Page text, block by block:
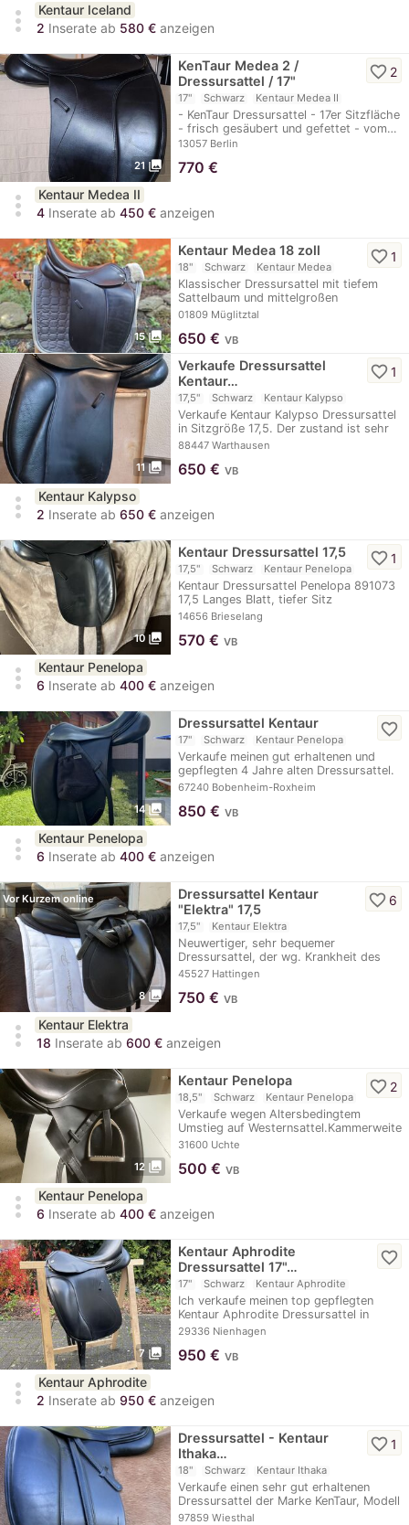
more_vert
Kentaur Iceland
2 Inserate ab 580 € anzeigen
21 photo_library
KenTaur Medea 2 /
Dressursattel / 17"
17" Schwarz Kentaur Medea II
- KenTaur Dressursattel - 17er Sitzfläche
- frisch gesäubert und gefettet - vom…
13057 Berlin
favorite_border 2
770 €
more_vert
Kentaur Medea II
4 Inserate ab 450 € anzeigen
15 photo_library
Kentaur Medea 18 zoll
18" Schwarz Kentaur Medea
Klassischer Dressursattel mit tiefem
Sattelbaum und mittelgroßen
Kniepauschen. Das…
01809 Müglitztal
favorite_border1
650 € VB
11 photo_library
Verkaufe Dressursattel
Kentaur…
17,5" Schwarz Kentaur Kalypso
Verkaufe Kentaur Kalypso Dressursattel
in Sitzgröße 17,5. Der zustand ist sehr
gut,…
88447 Warthausen
favorite_border1
650 € VB
more_vert
Kentaur Kalypso
2 Inserate ab 650 € anzeigen
10 photo_library
Kentaur Dressursattel 17,5
17,5" Schwarz Kentaur Penelopa
Kentaur Dressursattel Penelopa 891073
17,5 Langes Blatt, tiefer Sitz
gebraucht…
14656 Brieselang
favorite_border1
570 € VB
more_vert
Kentaur Penelopa
6 Inserate ab 400 € anzeigen
14 photo_library
Dressursattel Kentaur
17" Schwarz Kentaur Penelopa
Verkaufe meinen gut erhaltenen und
gepflegten 4 Jahre alten Dressursattel.
Leider…
67240 Bobenheim-Roxheim
favorite_border
850 € VB
more_vert
Kentaur Penelopa
6 Inserate ab 400 € anzeigen
8 photo_library
Vor Kurzem online
Dressursattel Kentaur
"Elektra" 17,5
17,5" Kentaur Elektra
Neuwertiger, sehr bequemer
Dressursattel, der wg. Krankheit des
Pferdes nur 3 Monate…
45527 Hattingen
favorite_border 6
750 € VB
more_vert
Kentaur Elektra
18 Inserate ab 600 € anzeigen
12 photo_library
Kentaur Penelopa
18,5" Schwarz Kentaur Penelopa
Verkaufe wegen Altersbedingtem
Umstieg auf Westernsattel.Kammerweite
3 mit…
31600 Uchte
favorite_border 2
500 € VB
more_vert
Kentaur Penelopa
6 Inserate ab 400 € anzeigen
7 photo_library
Kentaur Aphrodite
Dressursattel 17"…
17" Schwarz Kentaur Aphrodite
Ich verkaufe meinen top gepflegten
Kentaur Aphrodite Dressursattel in
schwarz mit 17"…
29336 Nienhagen
favorite_border
950 € VB
more_vert
Kentaur Aphrodite
2 Inserate ab 950 € anzeigen
Dressursattel - Kentaur
Ithaka…
18" Schwarz Kentaur Ithaka
Verkaufe einen sehr gut erhaltenen
Dressursattel der Marke KenTaur, Modell
Itahka,…
97859 Wiesthal
favorite_border1